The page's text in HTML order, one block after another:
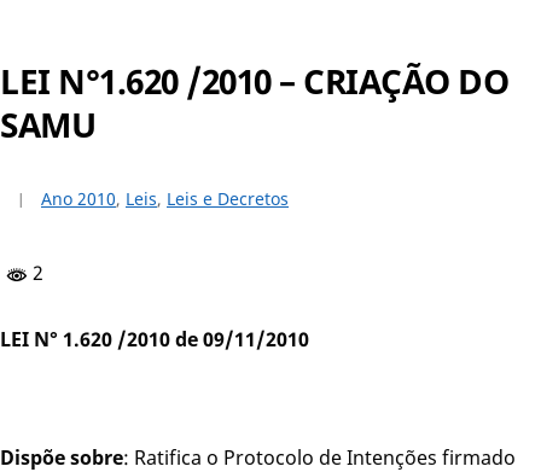
LEI N°1.620 /2010 – CRIAÇÃO DO
SAMU
Ano 2010, Leis, Leis e Decretos
2
LEI N° 1.620 /2010 de 09/11/2010
Dispõe sobre: Ratifica o Protocolo de Intenções firmado